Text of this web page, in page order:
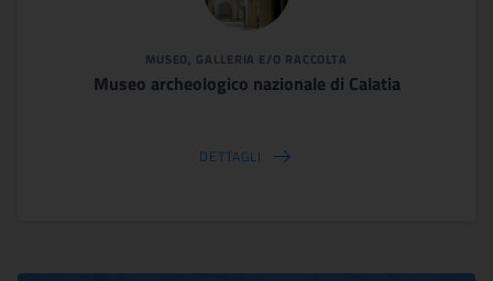
MUSEO, GALLERIA E/O RACCOLTA
Museo archeologico nazionale di Calatia
DETTAGLI